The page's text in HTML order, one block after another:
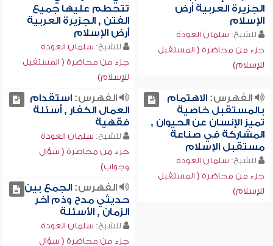
الجزيرة العربية أرض
الإسلام
للشيخ: سلمان العودة
جزء من محاضرة ( المستقبل
للإسلام)
تتحطم عليها جميع
الفتن , الجزيرة العربية
أرض الإسلام
للشيخ: سلمان العودة
جزء من محاضرة ( المستقبل
للإسلام)
الفهرس:الاهتمام
بالمستقبل خاصية
تميز الإنسان عن الحيوان ,
المشاركة في صناعة
مستقبل الإسلام
للشيخ: سلمان العودة
جزء من محاضرة ( المستقبل
للإسلام)
الفهرس:استقدام
العمال الكفار , أسئلة
فقهية
للشيخ: سلمان العودة
جزء من محاضرة ( سؤال
وجواب)
الفهرس:الجمع بين
حديثي مدح وذم آخر
الزمان , الأسئلة
للشيخ: سلمان العودة
جزء من محاضرة ( سؤال